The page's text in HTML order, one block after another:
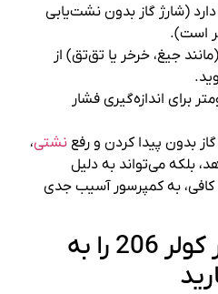
(شارژ گاز بدون نشت‌یابی
است).
جیغ، خرخر یا تق‌تق) از
برای اندازه‌گیری فشار
بدون پیدا کردن و رفع نشتی،
بلکه می‌تواند به دلیل
به کمپرسور آسیب جدی
جمع‌بندی: تعمیر کولر 206 را به